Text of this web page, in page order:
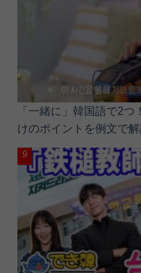
「一緒に」韓国語で2
けのポイントを例文で解